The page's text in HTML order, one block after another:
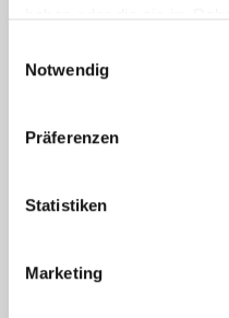
haben oder die sie im
Notwendig
Präferenzen
Statistiken
Marketing